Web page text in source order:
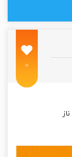
۰
ناز